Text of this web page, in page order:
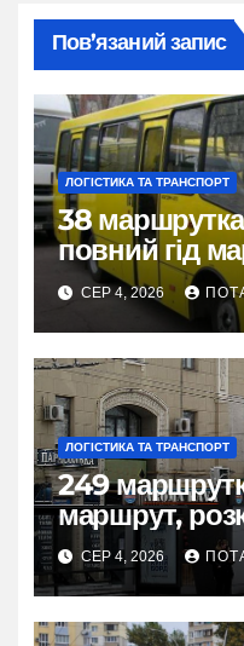
Пов’язаний запис
ЛОГІСТИКА ТА ТРАНСПОРТ
38
повний гід
міста
СЕР 4, 2026
ЛОГІСТИКА ТА ТРАНСПОРТ
249
маршрут,
зручної
СЕР 4, 2026